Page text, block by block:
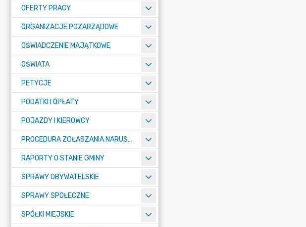
OFERTY PRACY
ORGANIZACJE POZARZĄDOWE
OŚWIADCZENIE MAJĄTKOWE
OŚWIATA
PETYCJE
PODATKI I OPŁATY
POJAZDY I KIEROWCY
PROCEDURA ZGŁASZANIA NARUSZEŃ PRAWA
RAPORTY O STANIE GMINY
SPRAWY OBYWATELSKIE
SPRAWY SPOŁECZNE
SPÓŁKI MIEJSKIE